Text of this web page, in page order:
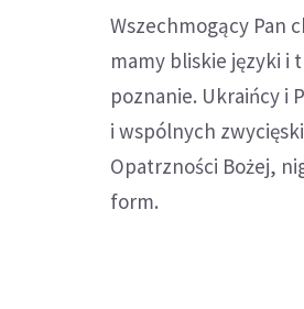
Wszechmogący Pan
mamy bliskie języki i
poznanie. Ukraińcy i
i wspólnych
Opatrzności Bożej,
form.